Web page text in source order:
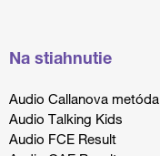
Na stiahnutie
Audio Callanova metóda
Audio Talking Kids
Audio FCE Result